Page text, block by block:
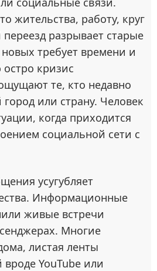
жительства, работу, круг
разрывает старые
требует времени и
кризис
те, кто недавно
город или страну. Человек
когда приходится
социальной сети с
усугубляет
Информационные
живые встречи
Многие
листая ленты
YouTube или